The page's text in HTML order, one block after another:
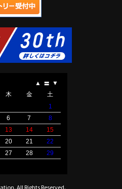
All Rights Reserved.